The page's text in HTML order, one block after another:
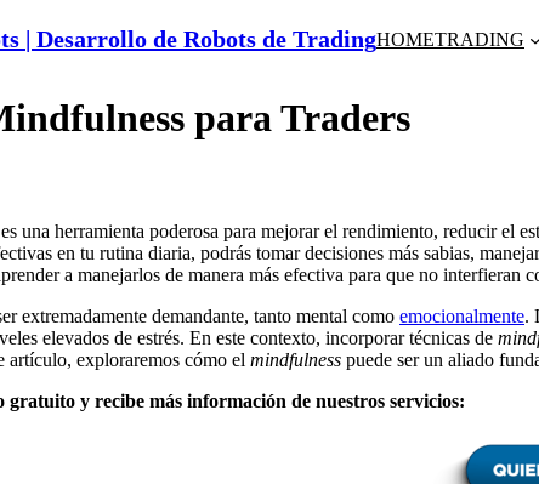
| Desarrollo de Robots de TradingHOMETRADING
para Traders
es una herramienta poderosa para mejorar el rendimiento, reducir el
en tu rutina diaria, podrás tomar decisiones más sabias,
a manejarlos de manera más efectiva para que no interfieran
extremadamente demandante, tanto mental como emocionalmente.
elevados de estrés. En este contexto, incorporar técnicas de
artículo, exploraremos cómo el mindfulness puede ser un aliado
y recibe más información de nuestros servicios: